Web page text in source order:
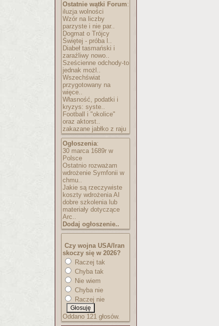
Ostatnie wątki Forum:
iluzja wolności
Wzór na liczby
parzyste i nie par..
Dogmat o Trójcy
Świętej - próba l..
Diabeł tasmański i
zaraźliwy nowo..
Sześcienne odchody-to
jednak możl..
Wszechświat
przygotowany na
więce..
Własność, podatki i
kryzys: syste..
Football i "okolice"
oraz aktorst..
zakazane jabłko z raju
Ogłoszenia:
30 marca 1689r w
Polsce
Ostatnio rozważam
wdrożenie Symfonii w
chmu..
Jakie są rzeczywiste
koszty wdrożenia AI
dobre szkolenia lub
materiały dotyczące
Arc..
Dodaj ogłoszenie..
Czy wojna USA/Iran
skoczy się w 2026?
Raczej tak
Chyba tak
Nie wiem
Chyba nie
Raczej nie
Oddano 121 głosów.